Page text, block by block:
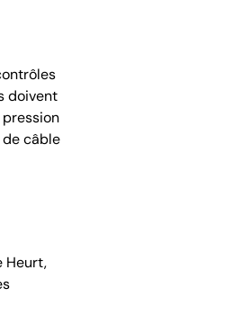
doivent
câble
Heurt,